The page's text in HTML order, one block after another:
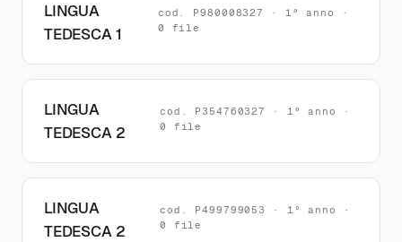
LINGUA
TEDESCA 1
cod. P980008327 · 1° anno ·
0 file
LINGUA
TEDESCA 2
cod. P354760327 · 1° anno ·
0 file
LINGUA
TEDESCA 2
cod. P499799053 · 1° anno ·
0 file